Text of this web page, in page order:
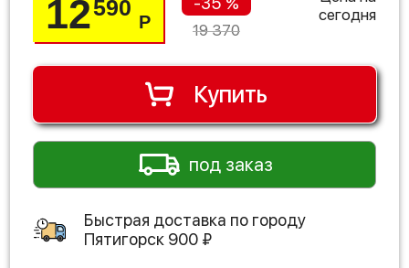
12590
Р 19 370
сегодня
Купить
под заказ
Быстрая доставка по городу
Пятигорск 900 ₽